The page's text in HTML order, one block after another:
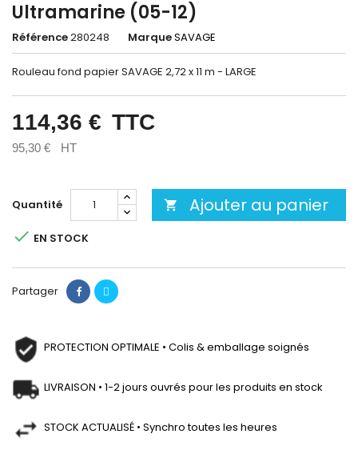
Ultramarine (05-12)
Référence280248 MarqueSAVAGE
Rouleau fond papier SAVAGE 2,72 x 11 m - LARGE
114,36 € TTC
95,30 € HT
Quantité  Ajouter au panier
 EN STOCK
Partager
PROTECTION OPTIMALE • Colis & emballage soignés
LIVRAISON • 1-2 jours ouvrés pour les produits en stock
STOCK ACTUALISÉ • Synchro toutes les heures